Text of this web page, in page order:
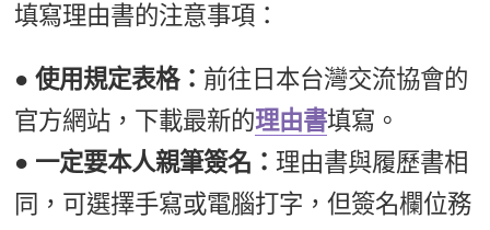
填寫理由書的注意事項：
● 使用規定表格： 前往日本台灣交流協會的
官方網站，下載最新的理由書填寫。
● 一定要本人親筆簽名：理由書與履歷書相
同，可選擇手寫或電腦打字，但簽名欄位務